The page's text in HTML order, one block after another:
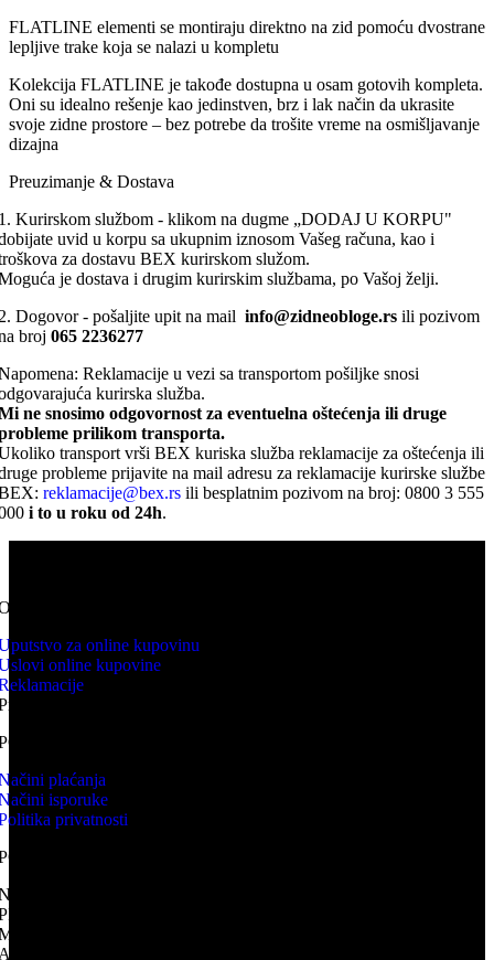
FLATLINE elementi se montiraju direktno na zid pomoću dvostrane
lepljive trake koja se nalazi u kompletu
Kolekcija FLATLINE je takođe dostupna u osam gotovih kompleta.
Oni su idealno rešenje kao jedinstven, brz i lak način da ukrasite
svoje zidne prostore – bez potrebe da trošite vreme na osmišljavanje
dizajna
Preuzimanje & Dostava
Kurirskom službom - klikom na dugme „DODAJ U KORPU"
uvid u korpu sa ukupnim iznosom Vašeg računa, kao i
za dostavu BEX kurirskom služom.
je dostava i drugim kurirskim službama, po Vašoj želji.
Dogovor - pošaljite upit na mail info@zidneobloge.rs ili pozivom
broj 065 2236277
Reklamacije u vezi sa transportom pošiljke snosi
kurirska služba.
ne snosimo odgovornost za eventuelna oštećenja ili druge
prilikom transporta.
transport vrši BEX kuriska služba reklamacije za oštećenja ili
probleme prijavite na mail adresu za reklamacije kurirske službe
reklamacije@bex.rs ili besplatnim pozivom na broj: 0800 3 555
i to u roku od 24h.
KUPOVINA
za online kupovinu
online kupovine
potrošača
I DOSTAVA
plaćanja
isporuke
privatnosti
O TRGOVCU
VEB PRODAJA KNV
113644076
66972542
Mileševska 25, Vračar